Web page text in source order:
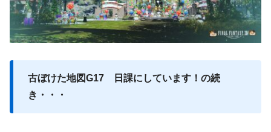
古ぼけた地図G17
日課にしています！の続
き・・・